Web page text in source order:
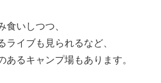
いしつつ、
イブも見られるなど、
るキャンプ場もあります。